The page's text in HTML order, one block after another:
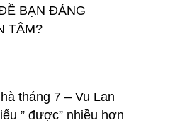
BẠN ĐÁNG
TÂM?
tháng 7 – Vu Lan
” được” nhiều hơn